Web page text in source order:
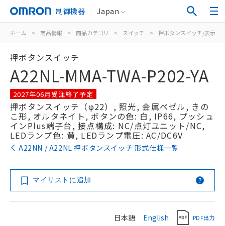
制御機器 Japan
ホーム > 商品情報 > 商品カテゴリ > スイッチ > 押ボタンスイッチ/表示灯
押ボタンスイッチ
A22NL-MMA-TWA-P202-YA
2027年06月受注終了予定
押ボタンスイッチ（φ22）, 照光, 金属ベゼル, きの
こ形, オルタネイト, ボタンの色: 白, IP66, プッシュ
インPlus端子台, 接点構成: NC/点灯ユニット/NC,
LEDランプ色: 黄, LEDランプ電圧: AC/DC6V
A22NN / A22NL 押ボタンスイッチ 形式仕様一覧
マイリストに追加
日本語 English PDF出力